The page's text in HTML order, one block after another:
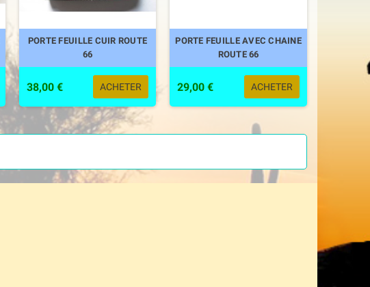
PORTE FEUILLE CUIR ROUTE
66
38,00 € ACHETER
PORTE FEUILLE AVEC CHAINE
ROUTE 66
29,00 € ACHETER